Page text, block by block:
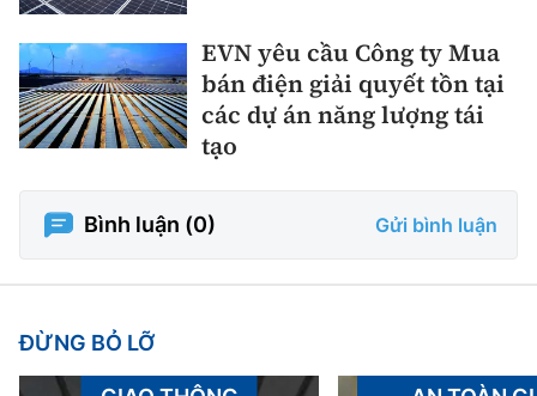
EVN yêu cầu Công ty Mua
bán điện giải quyết tồn tại
các dự án năng lượng tái
tạo
Bình luận (0) Gửi bình luận
ĐỪNG BỎ LỠ